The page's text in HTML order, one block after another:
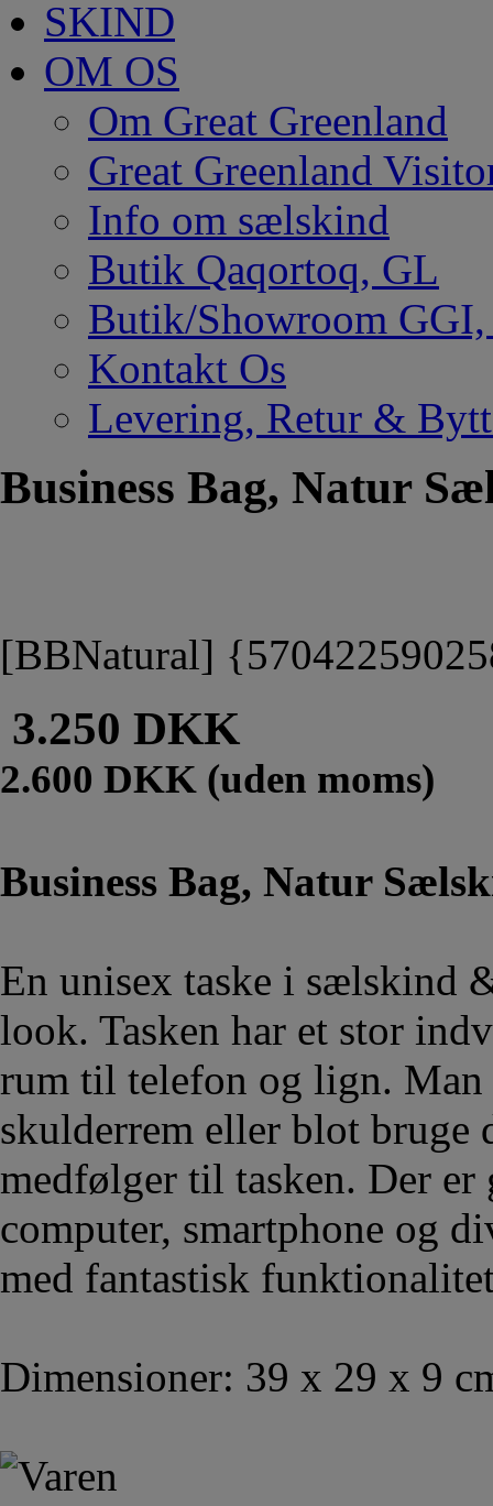
SKIND
OM OS
Om Great Greenland
Great Greenland
Info om sælskind
Butik Qaqortoq, GL
Butik/Showroom
Kontakt Os
Levering, Retur &
Business Bag, Natur
[BBNatural]
3.250 DKK
2.600 DKK (uden moms)
Business Bag, Natur
En unisex taske i sælskind
look. Tasken har et stor
rum til telefon og lign.
skulderrem eller blot bruge
medfølger til tasken. Der
computer, smartphone og
med fantastisk
Dimensioner: 39 x 29 x 9